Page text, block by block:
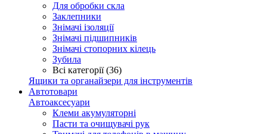
Для обробки скла
Заклепники
Знімачі ізоляції
Знімачі підшипників
Знімачі стопорних кілець
Зубила
Всі категорії (36)
Ящики та органайзери для інструментів
Автотовари
Автоаксесуари
Клеми акумуляторні
Пасти та очищувачі рук